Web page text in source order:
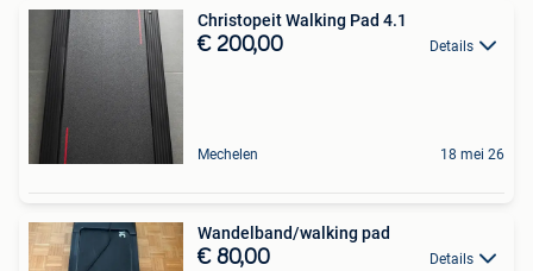
Christopeit Walking Pad 4.1
€ 200,00 Details
Mechelen 18 mei 26
Wandelband/walking pad
€ 80,00 Details